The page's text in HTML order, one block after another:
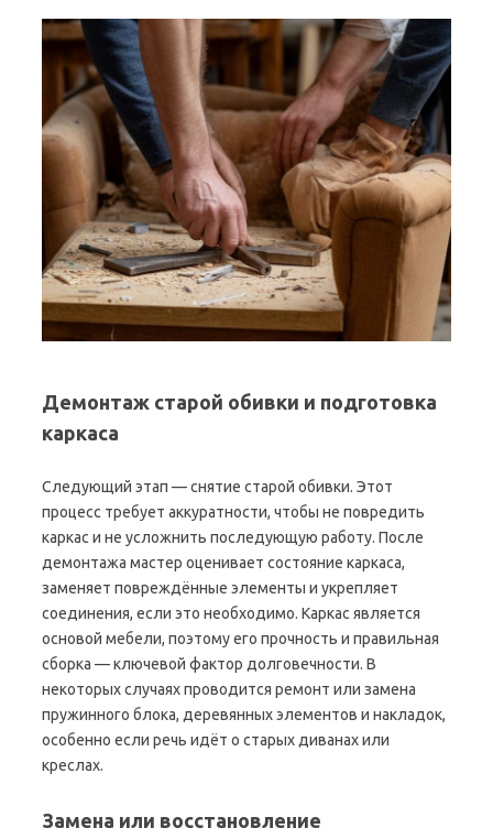
Демонтаж старой обивки и подготовка
каркаса
Следующий этап — снятие старой обивки. Этот
процесс требует аккуратности, чтобы не повредить
каркас и не усложнить последующую работу. После
демонтажа мастер оценивает состояние каркаса,
заменяет повреждённые элементы и укрепляет
соединения, если это необходимо. Каркас является
основой мебели, поэтому его прочность и правильная
сборка — ключевой фактор долговечности. В
некоторых случаях проводится ремонт или замена
пружинного блока, деревянных элементов и накладок,
особенно если речь идёт о старых диванах или
креслах.
Замена или восстановление